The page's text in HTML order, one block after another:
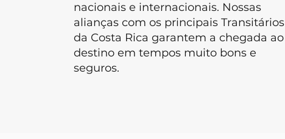
nacionais e internacionais. Nossas
alianças com os principais Transitários
da Costa Rica garantem a chegada ao
destino em tempos muito bons e
seguros.